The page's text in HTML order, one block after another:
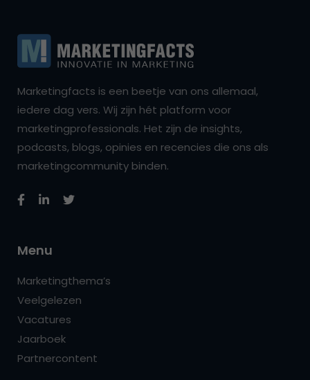
Marketingfacts is een beetje van ons allemaal,
iedere dag vers. Wij zijn hét platform voor
marketingprofessionals. Het zijn de insights,
podcasts, blogs, opinies en recencies die ons als
marketingcommunity binden.
Menu
Marketingthema’s
Veelgelezen
Vacatures
Jaarboek
Partnercontent